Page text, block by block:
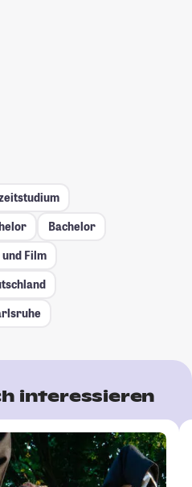
Bachelor
Film
interessieren